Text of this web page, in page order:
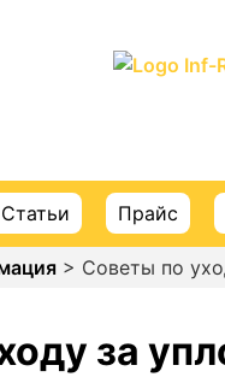
Статьи Прайс
> Советы по
за